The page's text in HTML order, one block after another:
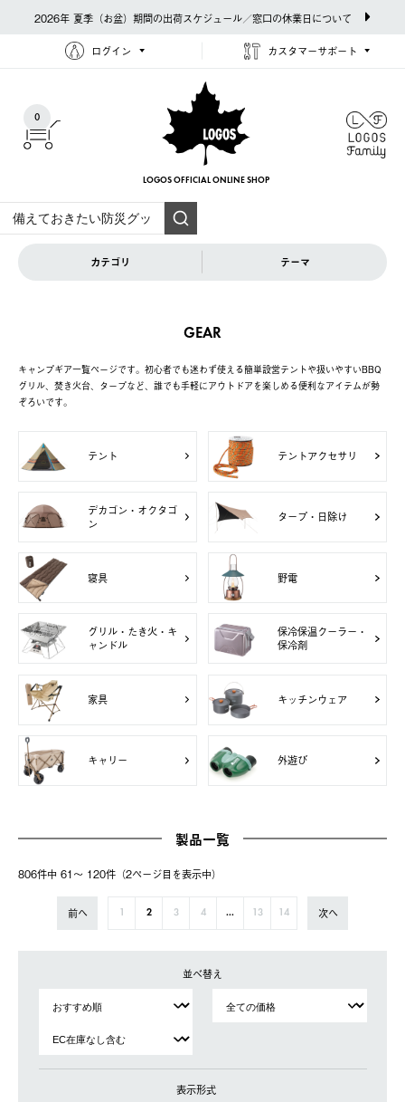
2026年 夏季（お盆）期間の出荷スケジュール／窓口の休業日について
ログイン カスタマーサポート
0
LOGOS OFFICIAL ONLINE SHOP
カテゴリ テーマ
GEAR
キャンプギア一覧ページです。初心者でも迷わず使える簡単設営テントや扱いやすいBBQ
グリル、焚き火台、タープなど、誰でも手軽にアウトドアを楽しめる便利なアイテムが勢
ぞろいです。
テント テントアクセサリ
デカゴン・オクタゴ
ン
タープ・日除け
寝具 野電
グリル・たき火・キ
ャンドル
保冷保温クーラー・
保冷剤
家具 キッチンウェア
キャリー 外遊び
製品一覧
806件中 61〜 120件（2ページ⽬を表⽰中）
前へ 2 3 4 ... 13 14 次へ
並べ替え
表示形式